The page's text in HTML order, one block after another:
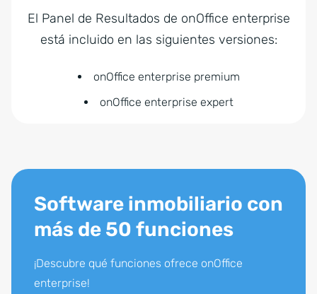
El Panel de Resultados de onOffice enterprise
está incluido en las siguientes versiones:
onOffice enterprise premium
onOffice enterprise expert
Software inmobiliario con
más de 50 funciones
¡Descubre qué funciones ofrece onOffice
enterprise!